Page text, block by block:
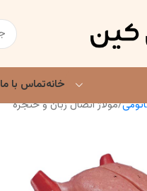
خانهتماس با ما
مولاژ اتصال زبان و حنجره